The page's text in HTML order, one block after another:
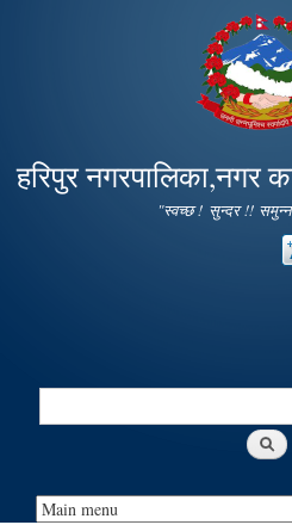
main
content
हरिपुर नगरपालिका,नगर
"स्वच्छ ! सुन्दर !!
Search